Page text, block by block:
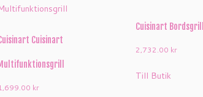
Cuisinart
kr
Cuisinart Bordsgrill
2,732.00 kr
Till Butik